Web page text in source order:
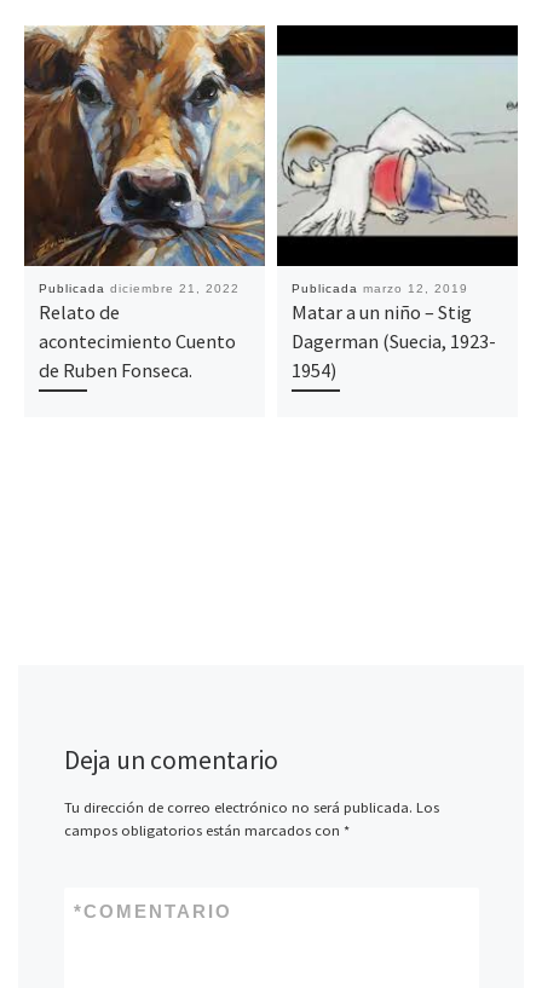
Publicada diciembre 21, 2022
Relato de
acontecimiento Cuento
de Ruben Fonseca.
Publicada marzo 12, 2019
Matar a un niño – Stig
Dagerman (Suecia, 1923-
1954)
Deja un comentario
Tu dirección de correo electrónico no será publicada. Los
campos obligatorios están marcados con *
COMENTARIO
*